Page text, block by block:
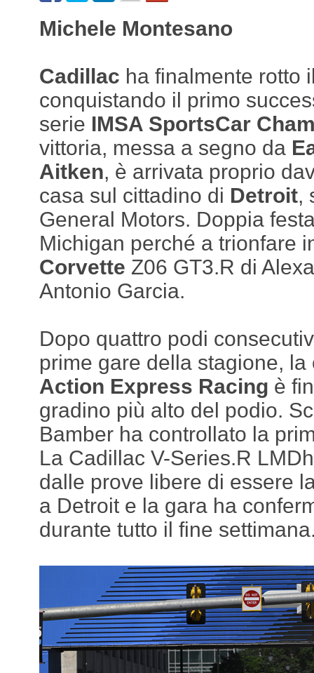
Michele Montesano
Cadillac ha finalmente rotto
conquistando il primo
serie IMSA SportsCar
vittoria, messa a segno da
Aitken, è arrivata proprio
casa sul cittadino di Detroit,
General Motors. Doppia
Michigan perché a trionfare
Corvette Z06 GT3.R di
Antonio Garcia.
Dopo quattro podi
prime gare della stagione,
Action Express Racing è
gradino più alto del podio.
Bamber ha controllato la
La Cadillac V-Series.R
dalle prove libere di essere
a Detroit e la gara ha
durante tutto il fine